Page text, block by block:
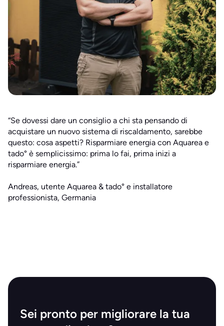
“Se dovessi dare un consiglio a chi sta pensando di
acquistare un nuovo sistema di riscaldamento, sarebbe
questo: cosa aspetti? Risparmiare energia con Aquarea e
tado° è semplicissimo: prima lo fai, prima inizi a
risparmiare energia.”
Andreas, utente Aquarea & tado° e installatore
professionista, Germania
Sei pronto per migliorare la tua